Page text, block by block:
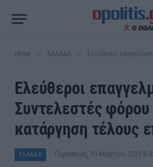
Home ΕΛΛΑΔΑ Ελεύθεροι επαγγελματίες:
Ελεύθεροι
Συντελεστές φόρου
κατάργηση τέλους
ΕΛΛΑΔΑ Παρασκευή, 31 Μαρτίου 2023